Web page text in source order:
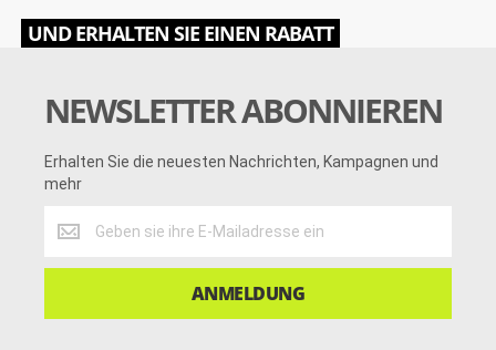
UND ERHALTEN SIE EINEN RABATT
NEWSLETTER ABONNIEREN
Erhalten Sie die neuesten Nachrichten, Kampagnen und
mehr
Sie
ANMELDUNG